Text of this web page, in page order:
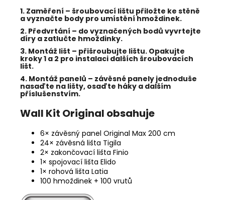
1. Zaměření – šroubovací lištu přiložte ke stěně
a vyznačte body pro umístění hmoždinek.
2. Předvrtání – do vyznačených bodů vyvrtejte
díry a zatlučte hmoždinky.
3. Montáž lišt – přišroubujte lištu. Opakujte
kroky 1 a 2 pro instalaci dalších šroubovacích
lišt.
4. Montáž panelů – závěsné panely jednoduše
nasaďte na lišty, osaďte háky a dalším
příslušenstvím.
Wall Kit Original obsahuje
6× závěsný panel Original Max 200 cm
24× závěsná lišta Tigila
2× zakončovací lišta Finio
1× spojovací lišta Elido
1× rohová lišta Latia
100 hmoždinek + 100 vrutů